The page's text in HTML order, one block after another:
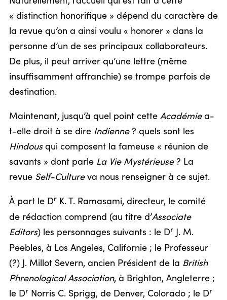
« distinction honorifique » dépend du caractère de
la revue qu’on a ainsi voulu « honorer » dans la
personne d’un de ses principaux collaborateurs.
De plus, il peut arriver qu’une lettre (même
insuffisamment affranchie) se trompe parfois de
destination.
Maintenant, jusqu’à quel point cette Académiea-
t-elle droit à se dire Indienne? quels sont les
Hindousqui composent la fameuse « réunion de
savants » dont parle La Vie Mystérieuse? La
revue Self-Cultureva nous renseigner à ce sujet.
À part le Dr K. T. Ramasami, directeur, le comité
de rédaction comprend (au titre d’Associate
Editors) les personnages suivants : le Dr
J. M.
Peebles, à Los Angeles, Californie ; le Professeur
(?) J. Millot Severn, ancien Président de la British
Phrenological Association, à Brighton, Angleterre ;
le Dr Norris C. Sprigg, de Denver, Colorado ; le Dr